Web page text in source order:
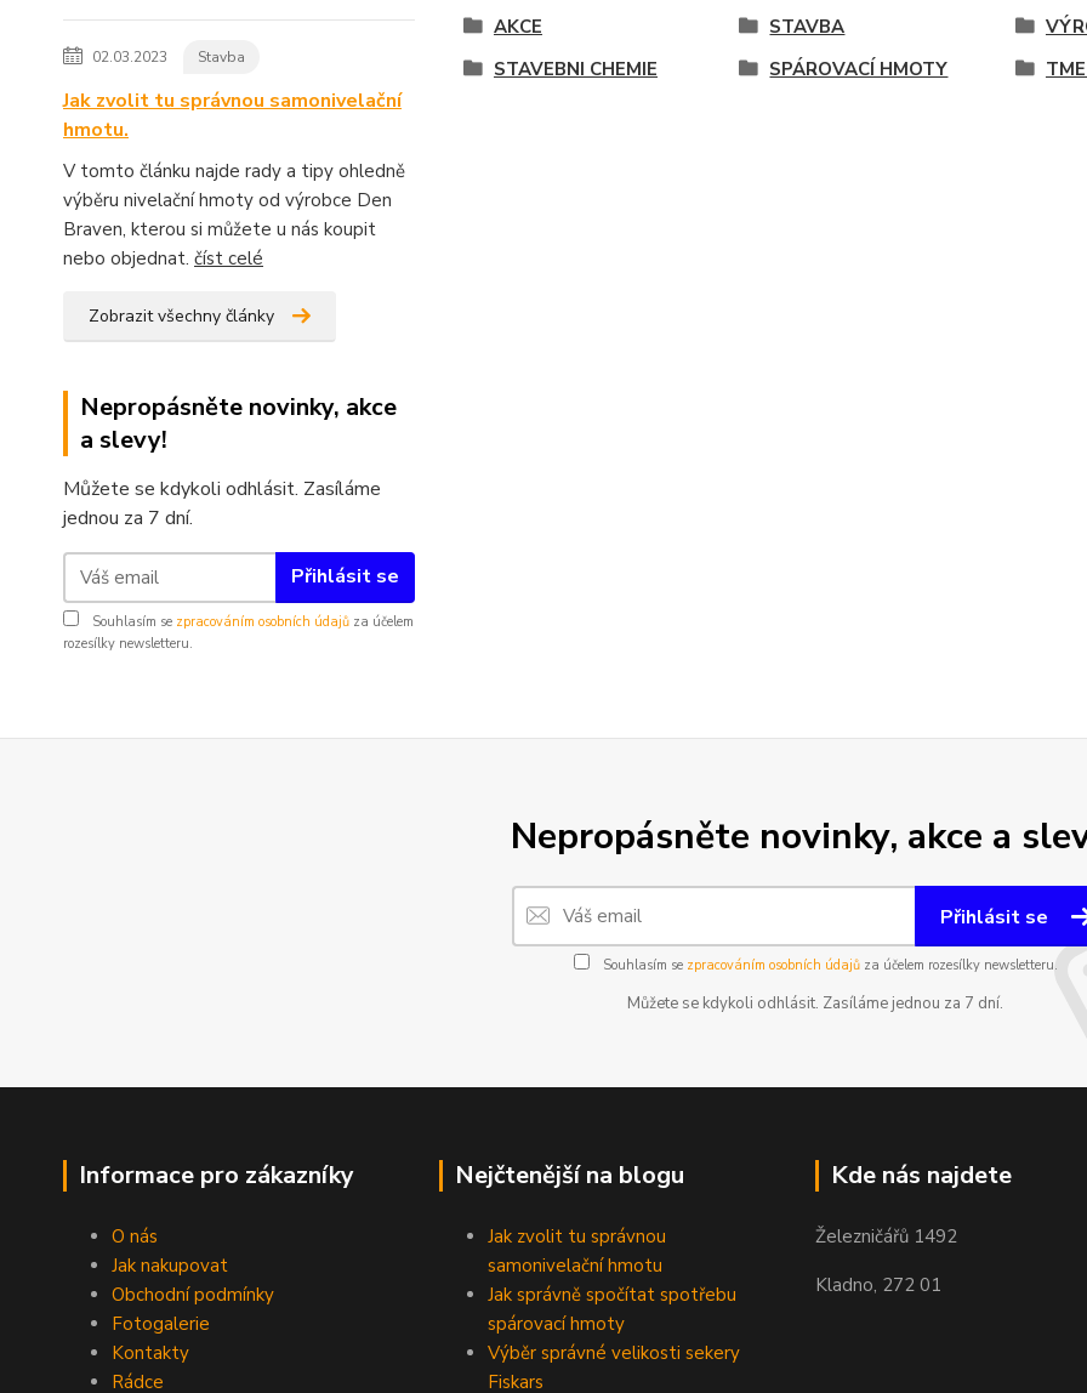
02.03.2023 Stavba
Jak zvolit tu správnou samonivelační
hmotu.
V tomto článku najde rady a tipy ohledně
výběru nivelační hmoty od výrobce Den
Braven, kterou si můžete u nás koupit
nebo objednat. číst celé
Zobrazit všechny články
Nepropásněte novinky, akce
a slevy!
Můžete se kdykoli odhlásit. Zasíláme
jednou za 7 dní.
Přihlásit se
Souhlasím se zpracováním osobních údajů za účelem
rozesílky newsletteru.
AKCE STAVBA
STAVEBNI CHEMIE
SPÁROVACÍ HMOTY
Nepropásněte novinky, akce a
Přihlásit se
Souhlasím se zpracováním osobních údajůza účelem rozesílky newsletteru.
Můžete se kdykoli odhlásit. Zasíláme jednou za 7 dní.
Informace pro zákazníky
O nás
Jak nakupovat
Obchodní podmínky
Fotogalerie
Kontakty
Rádce
Nejčtenější na blogu
Jak zvolit tu správnou
samonivelační hmotu
Jak správně spočítat spotřebu
spárovací hmoty
Výběr správné velikosti sekery
Fiskars
Kde nás najdete
Železničářů 1492
Kladno, 272 01